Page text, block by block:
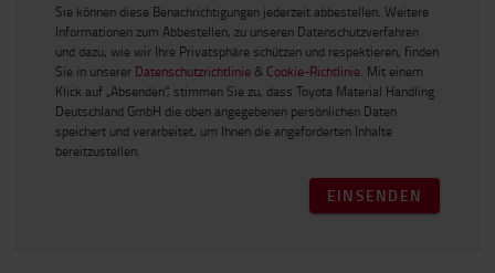
Sie können diese Benachrichtigungen jederzeit abbestellen. Weitere
Informationen zum Abbestellen, zu unseren Datenschutzverfahren
und dazu, wie wir Ihre Privatsphäre schützen und respektieren, finden
Sie in unserer Datenschutzrichtlinie & Cookie-Richtlinie. Mit einem
Klick auf „Absenden“, stimmen Sie zu, dass Toyota Material Handling
Deutschland GmbH die oben angegebenen persönlichen Daten
speichert und verarbeitet, um Ihnen die angeforderten Inhalte
bereitzustellen.
EINSENDEN